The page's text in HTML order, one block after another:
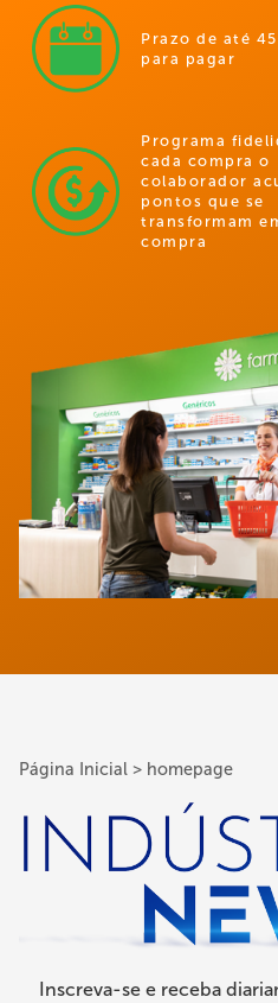
Prazo de até
para pagar
Programa
cada compra o
colaborador
pontos que se
transformam
compra
de
navegação
Página Inicial homepage
Inscreva-se e receba